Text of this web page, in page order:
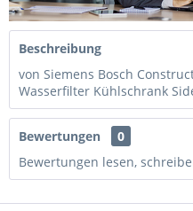
Beschreibung
von Siemens Bosch
Wasserfilter Kühlschrank
Bewertungen
0
Bewertungen lesen,